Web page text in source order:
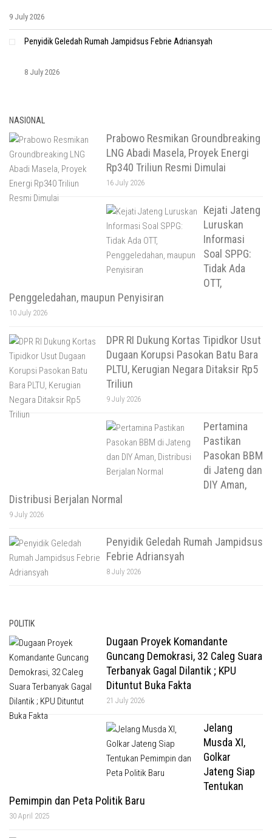
9 July 2026
Penyidik Geledah Rumah Jampidsus Febrie Adriansyah
8 July 2026
NASIONAL
Prabowo Resmikan Groundbreaking
LNG Abadi Masela, Proyek Energi
Rp340 Triliun Resmi Dimulai
16 July 2026
Kejati Jateng
Luruskan
Informasi
Soal SPPG:
Tidak Ada
OTT,
Penggeledahan, maupun Penyisiran
10 July 2026
DPR RI Dukung Kortas Tipidkor Usut
Dugaan Korupsi Pasokan Batu Bara
PLTU, Kerugian Negara Ditaksir Rp5
Triliun
9 July 2026
Pertamina
Pastikan
Pasokan BBM
di Jateng dan
DIY Aman,
Distribusi Berjalan Normal
9 July 2026
Penyidik Geledah Rumah Jampidsus
Febrie Adriansyah
8 July 2026
POLITIK
Dugaan Proyek Komandante
Guncang Demokrasi, 32 Caleg Suara
Terbanyak Gagal Dilantik ; KPU
Dituntut Buka Fakta
21 July 2026
Jelang
Musda XI,
Golkar
Jateng Siap
Tentukan
Pemimpin dan Peta Politik Baru
30 April 2025